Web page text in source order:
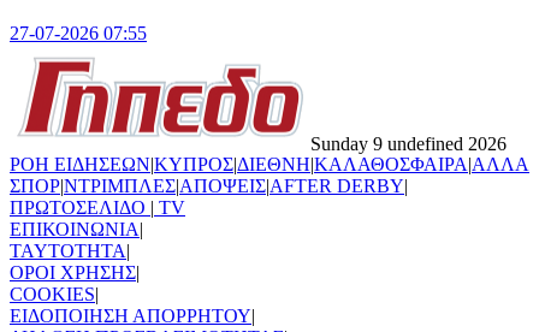
27-07-2026 07:55
Sunday 9 undefined 2026
ΡΟΗ ΕΙΔΗΣΕΩΝ|ΚΥΠΡΟΣ|ΔΙΕΘΝΗ|ΚΑΛΑΘΟΣΦΑΙΡΑ|ΑΛΛΑ
ΣΠΟΡ|ΝΤΡΙΜΠΛΕΣ|ΑΠΟΨΕΙΣ|AFTER DERBY|
ΠΡΩΤΟΣΕΛΙΔΟ | TV
ΕΠΙΚΟΙΝΩΝΙΑ|
TAYTOTHTA|
ΟΡΟΙ ΧΡΗΣΗΣ|
COOKIES|
ΕΙΔΟΠΟΙΗΣΗ ΑΠΟΡΡΗΤΟΥ|